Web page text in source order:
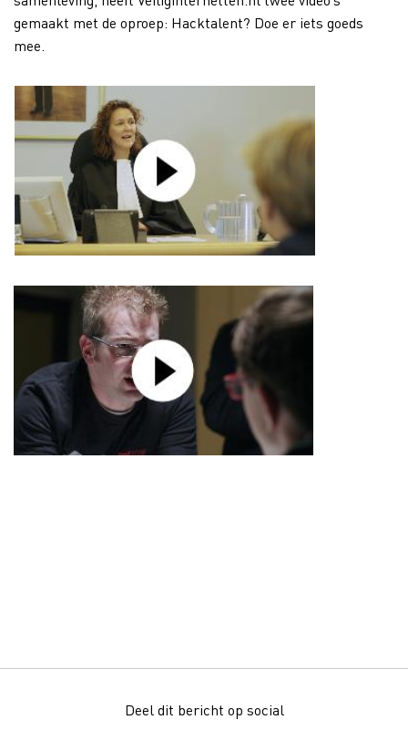
gemaakt met de oproep: Hacktalent? Doe er iets goeds
mee.
Deel dit bericht op social